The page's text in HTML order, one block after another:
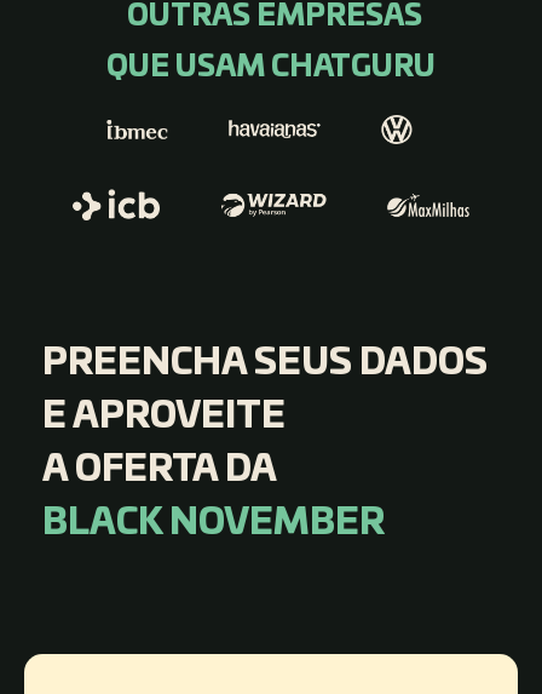
OUTRAS EMPRESAS
QUE USAM CHATGURU
PREENCHA SEUS DADOS
E APROVEITE
A OFERTA DA
BLACK NOVEMBER